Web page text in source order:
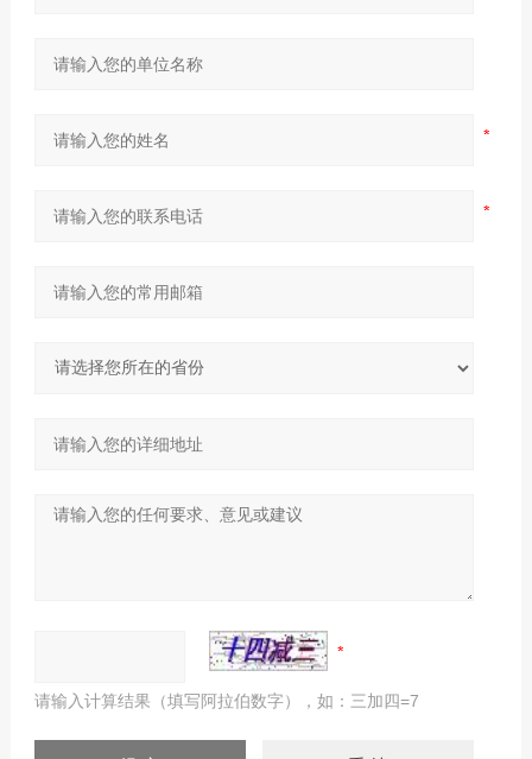
请输入计算结果（填写阿拉伯数字），如：三加四=7